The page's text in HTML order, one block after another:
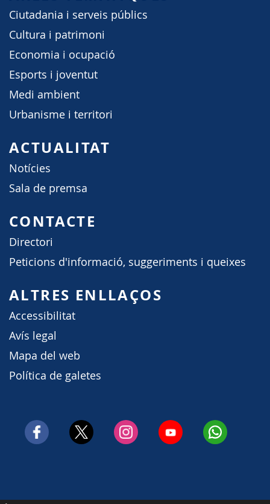
Ciutadania i serveis públics
Cultura i patrimoni
Economia i ocupació
Esports i joventut
Medi ambient
Urbanisme i territori
ACTUALITAT
Notícies
Sala de premsa
CONTACTE
Directori
Peticions d'informació, suggeriments i queixes
ALTRES ENLLAÇOS
Accessibilitat
Avís legal
Mapa del web
Política de galetes